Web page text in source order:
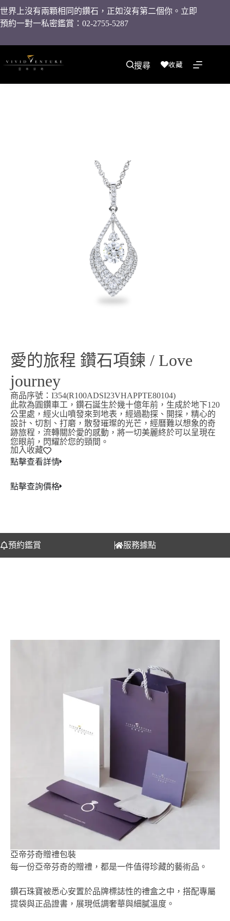
世界上沒有兩顆相同的鑽石，正如沒有第二個你。立即
預約一對一私密鑑賞：02-2755-5287
搜尋 收藏
愛的旅程 鑽石項鍊 / Love
journey
商品序號：I354(R100ADSI23VHAPPTE80104)
此款為圓鑽車工，鑽石誕生於幾十億年前，生成於地下120
公里處，經火山噴發來到地表，經過勘探、開採，精心的
設計、切割、打磨，散發璀璨的光芒，經曆難以想象的奇
跡旅程，流轉關於愛的感動，將一切美麗終於可以呈現在
您眼前，閃耀於您的頸間。
加入收藏
點擊查看詳情
點擊查詢價格
預約鑑賞 服務據點
亞帝芬奇贈禮包裝
每一份亞帝芬奇的贈禮，都是一件值得珍藏的藝術品。
鑽石珠寶被悉心安置於品牌標誌性的禮盒之中，搭配專屬
提袋與正品證書，展現低調奢華與細膩溫度。